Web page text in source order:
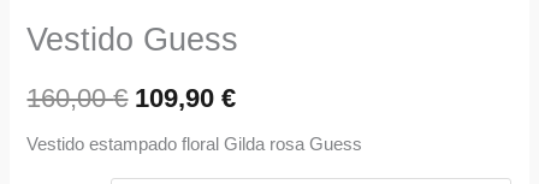
Vestido Guess
160,00€ 109,90€
Vestido estampado floral Gilda rosa Guess